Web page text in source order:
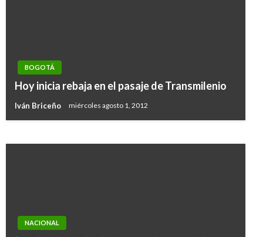
BOGOTÁ
Hoy inicia rebaja en el pasaje de Transmilenio
Iván Briceño miércoles agosto 1, 2012
Colombia presentará avances en desminado
humanitario en XV Conferencia de Estados
NACIONAL